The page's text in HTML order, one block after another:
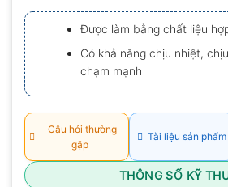
xếp
hạng
0.0
5
sao
Được làm bằng chất liệu
Có khả năng chịu nhiệt,
chạm mạnh
Câu hỏi thường
gặp
Tài liệu sản phẩm
THÔNG SỐ KỸ